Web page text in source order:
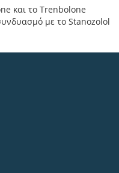
και το Trenbolone
με το Stanozolol